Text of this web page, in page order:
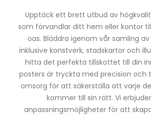
Upptäck ett brett utbud av
som förvandlar ditt hem eller kontor
oas. Bläddra igenom vår samling
inklusive konstverk, stadskartor och
hitta det perfekta tillskottet till din
posters är tryckta med precision och
omsorg för att säkerställa att varje
kommer till sin rätt. Vi
anpassningsmöjligheter för att